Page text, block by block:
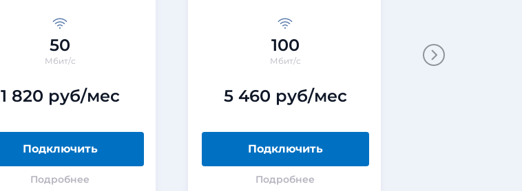
50
Мбит/с
1 820 руб/мес
Подключить
Подробнее
100
Мбит/с
5 460 руб/мес
Подключить
Подробнее